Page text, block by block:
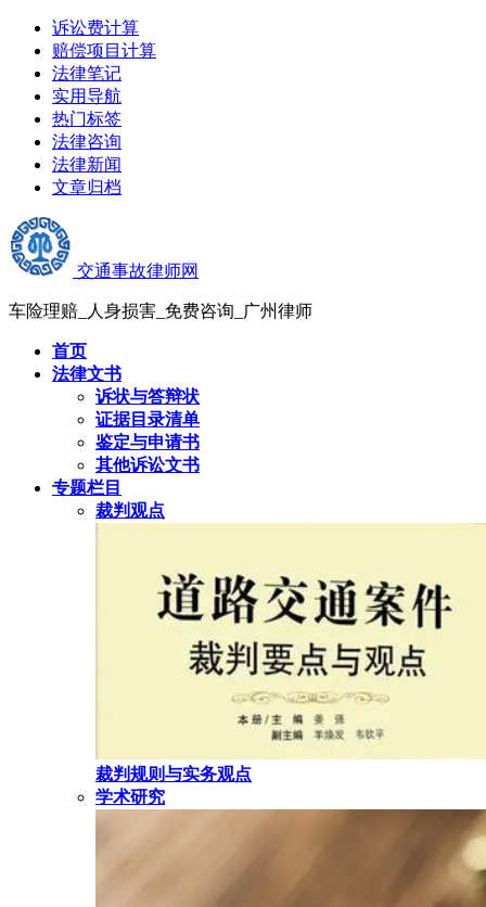
诉讼费计算
赔偿项目计算
法律笔记
实用导航
热门标签
法律咨询
法律新闻
文章归档
交通事故律师网
车险理赔_人身损害_免费咨询_广州律师
首页
法律文书
诉状与答辩状
证据目录清单
鉴定与申请书
其他诉讼文书
专题栏目
裁判观点
裁判规则与实务观点
学术研究